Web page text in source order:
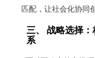
匹配，让社会化协同
三、 战略选择
系